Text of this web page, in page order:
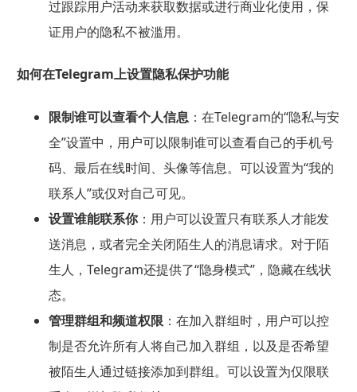
过跟踪用户活动来获取数据或进行商业化使用，保
证用户的隐私不被滥用。
如何在Telegram上设置隐私保护功能
限制谁可以查看个人信息：在Telegram的“隐私与安
全”设置中，用户可以限制谁可以查看自己的手机号
码、最后在线时间、头像等信息。可以设置为“我的
联系人”或仅对自己可见。
设置谁能联系你：用户可以设置只有联系人才能发
送消息，或者完全关闭陌生人的消息请求。对于陌
生人，Telegram还提供了“隐身模式”，隐藏在线状
态。
管理群组和频道权限：在加入群组时，用户可以控
制是否允许所有人将自己加入群组，以及是否希望
被陌生人通过链接添加到群组。可以设置为仅限联